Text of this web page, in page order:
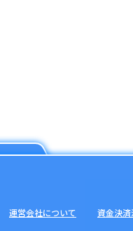
運営会社について 資金決